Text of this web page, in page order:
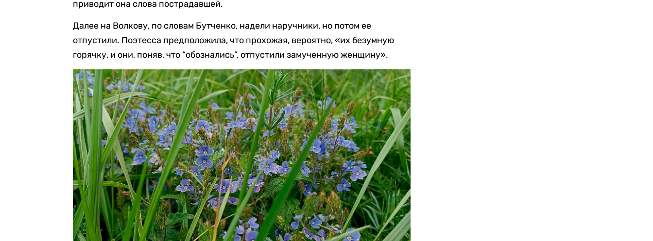
приводит она слова пострадавшей.
Далее на Волкову, по словам Бутченко, надели наручники, но потом ее
отпустили. Поэтесса предположила, что прохожая, вероятно, «их безумную
горячку, и они, поняв, что “обознались”, отпустили замученную женщину».